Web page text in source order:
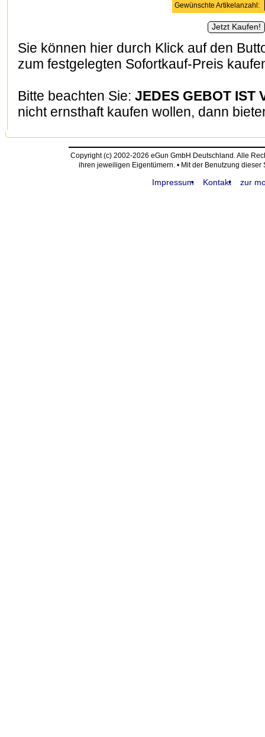
Gewünschte Artikelanzahl:
Sie können hier durch Klick auf den
zum festgelegten Sofortkauf-Preis
Bitte beachten Sie: JEDES GEBOT IST
nicht ernsthaft kaufen wollen, dann
Copyright (c) 2002-2026 eGun GmbH Deutschland. Alle
ihren jeweiligen Eigentümern. • Mit der Benutzung
Impressum Kontakt zur